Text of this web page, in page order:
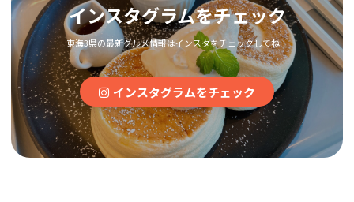
インスタグラムをチェック
東海3県の最新グルメ情報はインスタをチェックしてね！
インスタグラムをチェック